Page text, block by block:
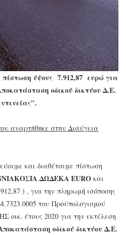
πίστωση ύψους 7.912,87 ευρώ για
οδικού δικτύου Δ.Ε.
αναρτήθηκε στην Διαύγεια
και διαθέτουμε πίστωση
ΔΩΔΕΚΑ EURO και
) , για την πληρωμή ισόποσης
του Προϋπολογισμού
έτους 2020 για την εκτέλεση
οδικού δικτύου Δ.Ε.